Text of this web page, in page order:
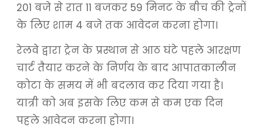
201 बजे से रात 11 बजकर 59 मिनट के बीच की ट्रेनों
के लिए शाम 4 बजे तक आवेदन करना होगा।
रेलवे द्वारा ट्रेन के प्रस्थान से आठ घंटे पहले आरक्षण
चार्ट तैयार करने के निर्णय के बाद आपातकालीन
कोटा के समय में भी बदलाव कर दिया गया है।
यात्री को अब इसके लिए कम से कम एक दिन
पहले आवेदन करना होगा।